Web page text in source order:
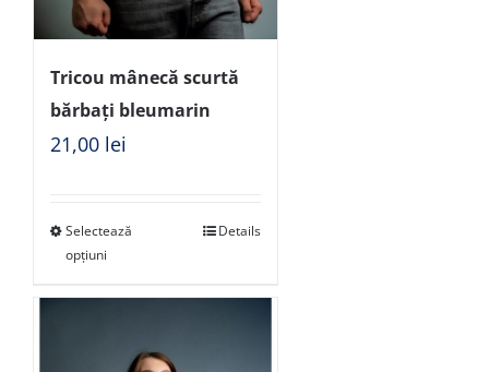
Tricou mânecă scurtă
bărbați bleumarin
21,00 lei
Selectează
opțiuni
Details